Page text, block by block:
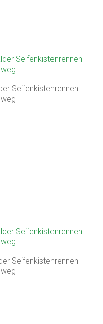
Seifenkistenrennen
Seifenkistenrennen